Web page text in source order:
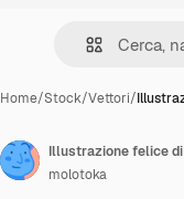
Home/Stock/Vettori/
Illustrazione felice
molotoka